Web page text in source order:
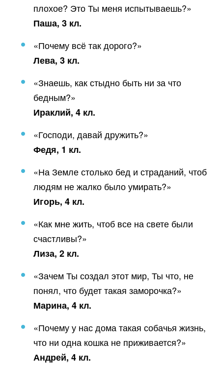
плохое? Это Ты меня испытываешь?»
Паша, 3 кл.
«Почему всё так дорого?»
Лева, 3 кл.
«Знаешь, как стыдно быть ни за что
бедным?»
Ираклий, 4 кл.
«Господи, давай дружить?»
Федя, 1 кл.
«На Земле столько бед и страданий, чтоб
людям не жалко было умирать?»
Игорь, 4 кл.
«Как мне жить, чтоб все на свете были
счастливы?»
Лиза, 2 кл.
«Зачем Ты создал этот мир, Ты что, не
понял, что будет такая заморочка?»
Марина, 4 кл.
«Почему у нас дома такая собачья жизнь,
что ни одна кошка не приживается?»
Андрей, 4 кл.